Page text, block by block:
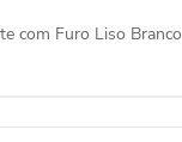
com Furo Liso Branco